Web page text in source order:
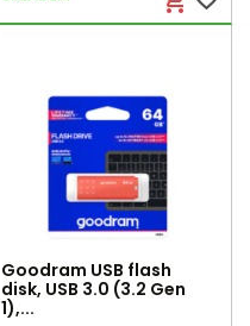
Goodram USB flash
disk, USB 3.0 (3.2 Gen
1),...